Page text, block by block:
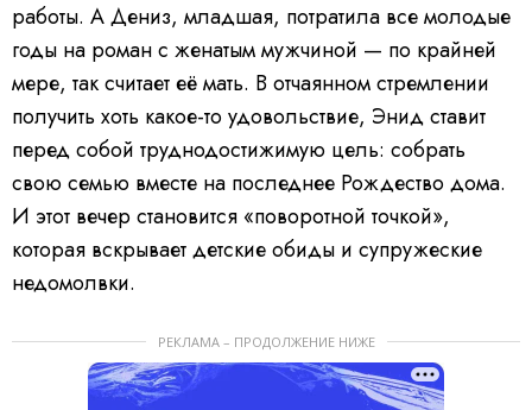
работы. А Дениз, младшая, потратила все молодые
годы на роман с женатым мужчиной — по крайней
мере, так считает её мать. В отчаянном стремлении
получить хоть какое-то удовольствие, Энид ставит
перед собой труднодостижимую цель: собрать
свою семью вместе на последнее Рождество дома.
И этот вечер становится «поворотной точкой»,
которая вскрывает детские обиды и супружеские
недомолвки.
РЕКЛАМА – ПРОДОЛЖЕНИЕ НИЖЕ